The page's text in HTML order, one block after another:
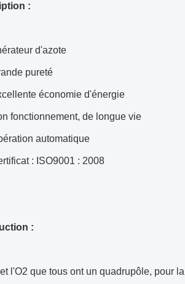
:
d'azote
pureté
économie d'énergie
fonctionnement, de longue vie
automatique
: ISO9001 : 2008
:
l'O2 que tous ont un quadrupôle, pour